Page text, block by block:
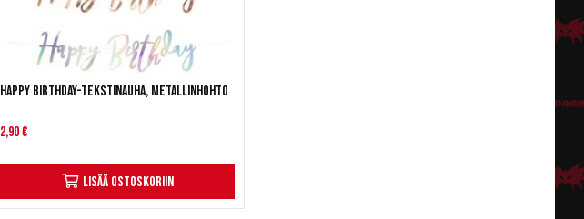
Happy Birthday-tekstinauha, metallinhohto
2,90 €
Lisää ostoskoriin